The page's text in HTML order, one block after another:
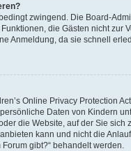
zwingend. Die Board-
die Gästen nicht zur
Anmeldung, da sie schnell
Online Privacy Protection
Daten von Kindern
die Website, auf der Sie
kann und nicht die
gibt?“ behandelt werden.